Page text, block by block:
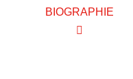
BIOGRAPHIE